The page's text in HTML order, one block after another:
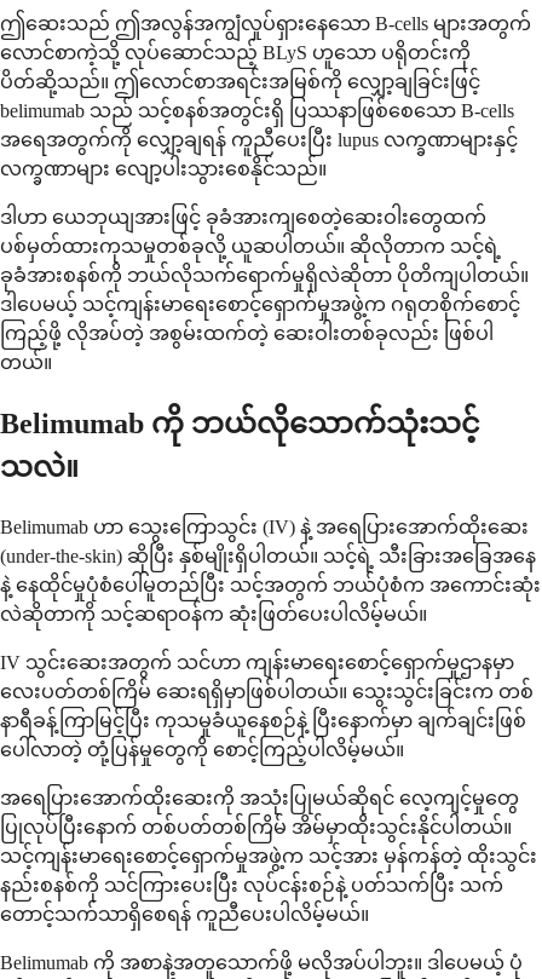
ဤဆေးသည် ဤအလွန်အကျွံလှုပ်ရှားနေသော B-cells များအတွက်
လောင်စာကဲ့သို့ လုပ်ဆောင်သည့် BLyS ဟူသော ပရိုတင်းကို
ပိတ်ဆို့သည်။ ဤလောင်စာအရင်းအမြစ်ကို လျှော့ချခြင်းဖြင့်
belimumab သည် သင့်စနစ်အတွင်းရှိ ပြဿနာဖြစ်စေသော B-cells
အရေအတွက်ကို လျှော့ချရန် ကူညီပေးပြီး lupus လက္ခဏာများနှင့်
လက္ခဏာများ လျော့ပါးသွားစေနိုင်သည်။
ဒါဟာ ယေဘုယျအားဖြင့် ခုခံအားကျစေတဲ့ဆေးဝါးတွေထက်
ပစ်မှတ်ထားကုသမှုတစ်ခုလို့ ယူဆပါတယ်။ ဆိုလိုတာက သင့်ရဲ့
ခုခံအားစနစ်ကို ဘယ်လိုသက်ရောက်မှုရှိလဲဆိုတာ ပိုတိကျပါတယ်။
ဒါပေမယ့် သင့်ကျန်းမာရေးစောင့်ရှောက်မှုအဖွဲ့က ဂရုတစိုက်စောင့်
ကြည့်ဖို့ လိုအပ်တဲ့ အစွမ်းထက်တဲ့ ဆေးဝါးတစ်ခုလည်း ဖြစ်ပါ
တယ်။
Belimumab ကို ဘယ်လိုသောက်သုံးသင့်
သလဲ။
Belimumab ဟာ သွေးကြောသွင်း (IV) နဲ့ အရေပြားအောက်ထိုးဆေး
(under-the-skin) ဆိုပြီး နှစ်မျိုးရှိပါတယ်။ သင့်ရဲ့ သီးခြားအခြေအနေ
နဲ့ နေထိုင်မှုပုံစံပေါ်မူတည်ပြီး သင့်အတွက် ဘယ်ပုံစံက အကောင်းဆုံး
လဲဆိုတာကို သင့်ဆရာဝန်က ဆုံးဖြတ်ပေးပါလိမ့်မယ်။
IV သွင်းဆေးအတွက် သင်ဟာ ကျန်းမာရေးစောင့်ရှောက်မှုဌာနမှာ
လေးပတ်တစ်ကြိမ် ဆေးရရှိမှာဖြစ်ပါတယ်။ သွေးသွင်းခြင်းက တစ်
နာရီခန့်ကြာမြင့်ပြီး ကုသမှုခံယူနေစဉ်နဲ့ ပြီးနောက်မှာ ချက်ချင်းဖြစ်
ပေါ်လာတဲ့ တုံ့ပြန်မှုတွေကို စောင့်ကြည့်ပါလိမ့်မယ်။
အရေပြားအောက်ထိုးဆေးကို အသုံးပြုမယ်ဆိုရင် လေ့ကျင့်မှုတွေ
ပြုလုပ်ပြီးနောက် တစ်ပတ်တစ်ကြိမ် အိမ်မှာထိုးသွင်းနိုင်ပါတယ်။
သင့်ကျန်းမာရေးစောင့်ရှောက်မှုအဖွဲ့က သင့်အား မှန်ကန်တဲ့ ထိုးသွင်း
နည်းစနစ်ကို သင်ကြားပေးပြီး လုပ်ငန်းစဉ်နဲ့ ပတ်သက်ပြီး သက်
တောင့်သက်သာရှိစေရန် ကူညီပေးပါလိမ့်မယ်။
Belimumab ကို အစာနဲ့အတူသောက်ဖို့ မလိုအပ်ပါဘူး။ ဒါပေမယ့် ပုံ